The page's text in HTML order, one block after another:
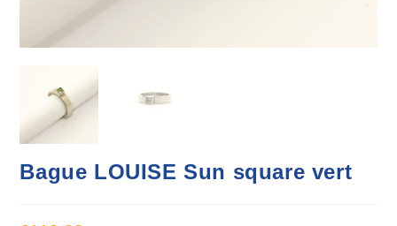
Bague LOUISE Sun square vert